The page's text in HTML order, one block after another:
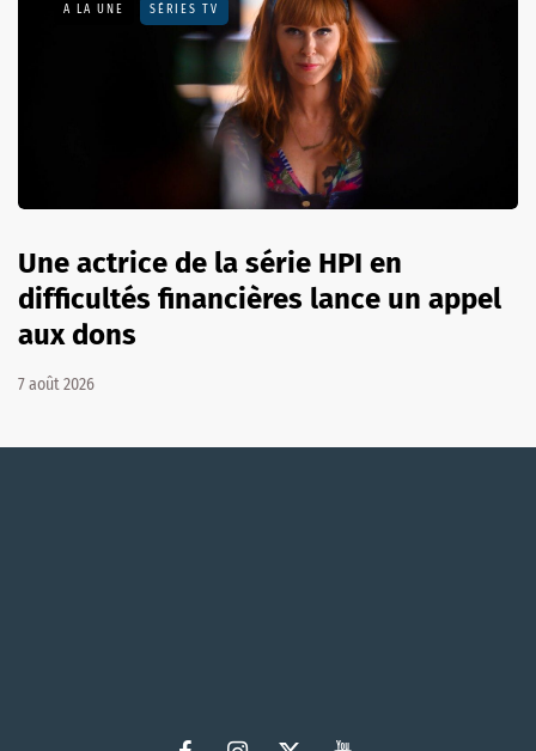
A LA UNE SÉRIES TV
Une actrice de la série HPI en
difficultés financières lance un appel
aux dons
7 août 2026